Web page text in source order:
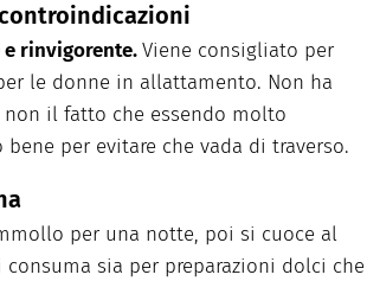
rinvigorente.Viene consigliato per
le donne in allattamento. Non ha
il fatto che essendo molto
per evitare che vada di traverso.
per una notte, poi si cuoce al
sia per preparazioni dolci che